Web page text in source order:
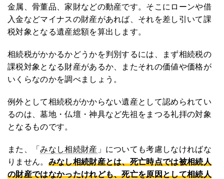
金属、骨董品、家財などの動産です。そこにローンや借
入金などマイナスの財産があれば、それを差し引いて課
税対象となる遺産総額を算出します。
相続税がかかるかどうかを判別するには、まず相続税の
課税対象となる財産があるか、またそれの価値や価格が
いくらなのかを調べましょう。
例外として相続税がかからない遺産として認められてい
るのは、墓地・仏壇・神具など先祖をまつる礼拝の対象
となるものです。
また、「みなし相続財産 」についても考慮しなければな
りません。 みなし相続財産とは、死亡時点では被相続人
の財産ではなかったけれども、死亡を原因として相続人